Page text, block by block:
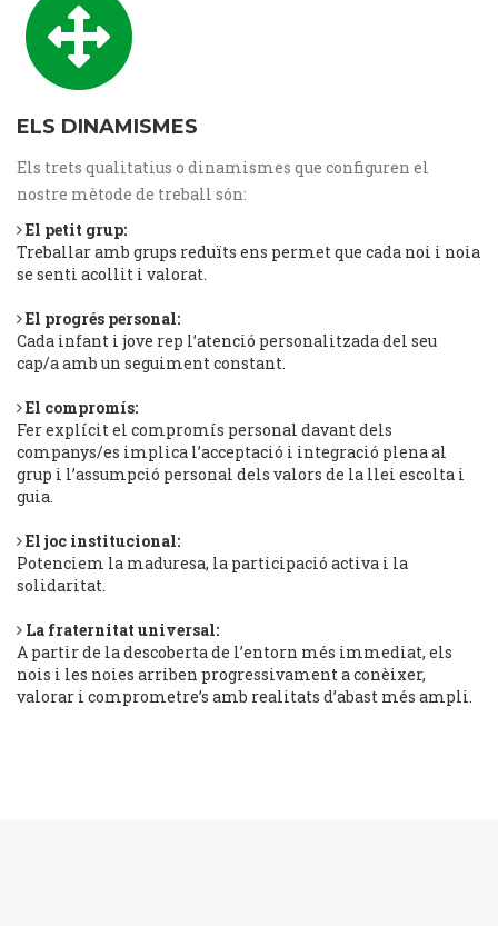
ELS DINAMISMES
Els trets qualitatius o dinamismes que configuren el
nostre mètode de treball són:
El petit grup:
Treballar amb grups reduïts ens permet que cada noi i noia
se senti acollit i valorat.
El progrés personal:
Cada infant i jove rep l’atenció personalitzada del seu
cap/a amb un seguiment constant.
El compromís:
Fer explícit el compromís personal davant dels
companys/es implica l’acceptació i integració plena al
grup i l’assumpció personal dels valors de la llei escolta i
guia.
El joc institucional:
Potenciem la maduresa, la participació activa i la
solidaritat.
La fraternitat universal:
A partir de la descoberta de l’entorn més immediat, els
nois i les noies arriben progressivament a conèixer,
valorar i comprometre’s amb realitats d’abast més ampli.